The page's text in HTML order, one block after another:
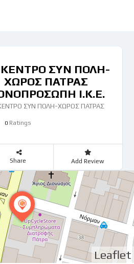
εργαλείων
ΣΥΝ ΠΟΛΗ-
ΧΩΡΟΣ ΠΑΤΡΑΣ
Ι.Κ.Ε.
ΣΥΝ ΠΟΛΗ-ΧΩΡΟΣ ΠΑΤΡΑΣ
0 Ratings
Share Add Review
Leaflet